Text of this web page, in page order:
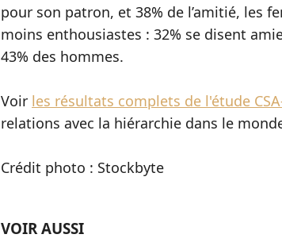
pour son patron, et 38% de l’amitié, les
moins enthousiastes : 32% se disent
43% des hommes.
Voir les résultats complets de l'étude
relations avec la hiérarchie dans le
Crédit photo : Stockbyte
VOIR AUSSI